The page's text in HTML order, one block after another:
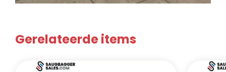
Gerelateerde items